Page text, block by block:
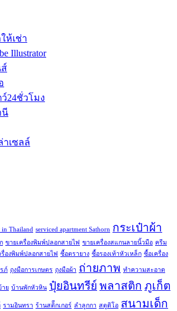
ห้เช่า
Illustrator
24ชั่วโมง
นี
เซลล์
in Thailand serviced apartment Sathorn กระเป๋าผ้า
ขายเครื่องพิมพ์ปลอกสายไฟ ขายเครื่องสแกนลายนิ้วมือ ครีม
รื่องพิมพ์ปลอกสายไฟ ซื้อตรายาง ซื้อรองเท้าหัวเหล็ก ซื้อเครื่อง
ภ์ ถุงมือการเกษตร ถุงมือผ้า ถ่ายภาพ ทำความสะอาด
าย บ้านพักหัวหิน ปุ๋ยอินทรีย์ พลาสติก ภูเก็ต
รามอินทรา ร้านสติีกเกอร์ ลำลูกกา สตูดิโอ สนามเด็ก